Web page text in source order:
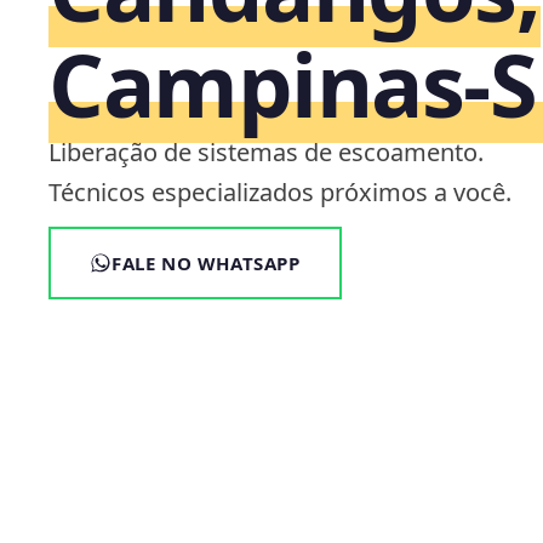
Liberação de sistemas de escoamento.
Técnicos especializados próximos a você.
FALE NO WHATSAPP